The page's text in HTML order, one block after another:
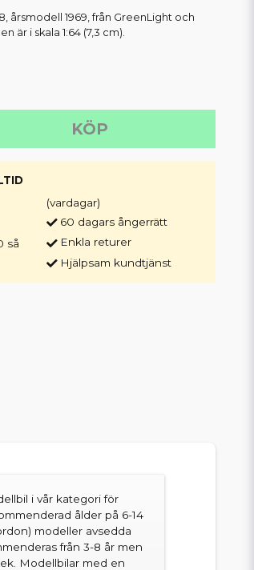
årsmodell 1969, från GreenLight och
är i skala 1:64 (7,3 cm).
KÖP
så
(vardagar)
60 dagars ångerrätt
Enkla returer
Hjälpsam kundtjänst
i vår kategori för
ålder på 6-14
modeller avsedda
från 3-8 år men
Modellbilar med en